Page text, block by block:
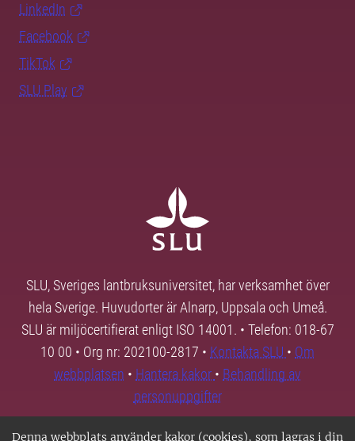
Denna webbplats använder kakor (cookies), som lagras i din
LinkedIn
Facebook
TikTok
SLU Play
SLU, Sveriges lantbruksuniversitet, har verksamhet över
hela Sverige. Huvudorter är Alnarp, Uppsala och Umeå.
SLU är miljöcertifierat enligt ISO 14001. • Telefon: 018-67
10 00 • Org nr: 202100-2817 • Kontakta SLU • Om
webbplatsen • Hantera kakor • Behandling av
personuppgifter